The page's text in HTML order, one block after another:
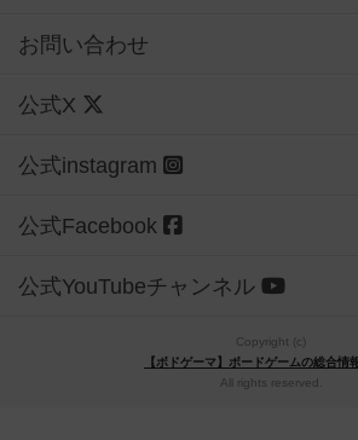
お問い合わせ
公式X
公式instagram
公式Facebook
公式YouTubeチャンネル
Copyright (c)
【ボドゲーマ】ボードゲームの総合情
All rights reserved.